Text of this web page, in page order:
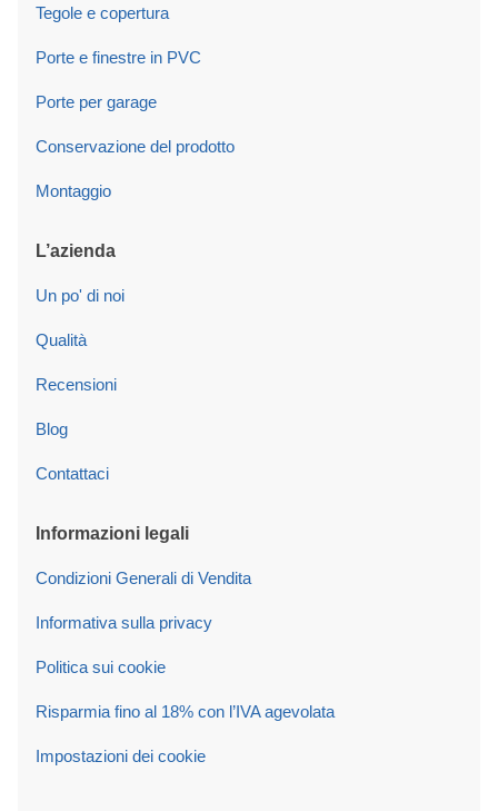
Tegole e copertura
Porte e finestre in PVC
Porte per garage
Conservazione del prodotto
Montaggio
L’azienda
Un po' di noi
Qualità
Recensioni
Blog
Contattaci
Informazioni legali
Condizioni Generali di Vendita
Informativa sulla privacy
Politica sui cookie
Risparmia fino al 18% con l’IVA agevolata
Impostazioni dei cookie